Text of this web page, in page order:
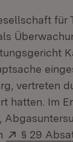
für
vertreten
hatten. Im
Extern:
§ 29